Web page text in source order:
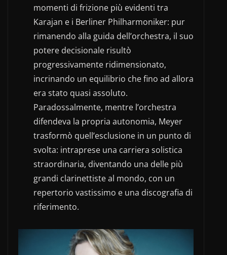
momenti di frizione più evidenti tra
Karajan e i Berliner Philharmoniker: pur
rimanendo alla guida dell’orchestra, il suo
potere decisionale risultò
progressivamente ridimensionato,
incrinando un equilibrio che fino ad allora
era stato quasi assoluto.
Paradossalmente, mentre l’orchestra
difendeva la propria autonomia, Meyer
trasformò quell’esclusione in un punto di
svolta: intraprese una carriera solistica
straordinaria, diventando una delle più
grandi clarinettiste al mondo, con un
repertorio vastissimo e una discografia di
riferimento.